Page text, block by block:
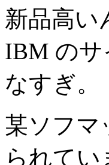
新品高い
IBM の
なすぎ。
某ソフマ
られて